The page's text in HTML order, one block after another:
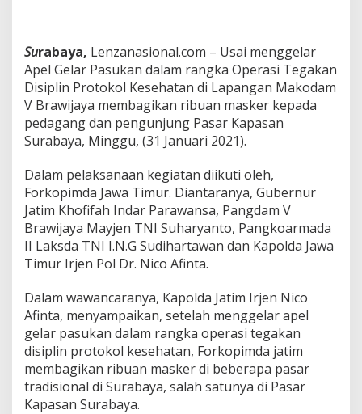
i
b
u
a
n
M
a
k
e
r
D
i
P
a
s
r
K
a
a
s
a
n
Surabaya, Lenzanasional.com – Usai menggelar
Apel Gelar Pasukan dalam rangka Operasi Tegakan
Disiplin Protokol Kesehatan di Lapangan Makodam
V Brawijaya membagikan ribuan masker kepada
pedagang dan pengunjung Pasar Kapasan
Surabaya, Minggu, (31 Januari 2021).
Dalam pelaksanaan kegiatan diikuti oleh,
Forkopimda Jawa Timur. Diantaranya, Gubernur
Jatim Khofifah Indar Parawansa, Pangdam V
Brawijaya Mayjen TNI Suharyanto, Pangkoarmada
II Laksda TNI I.N.G Sudihartawan dan Kapolda Jawa
Timur Irjen Pol Dr. Nico Afinta.
Dalam wawancaranya, Kapolda Jatim Irjen Nico
Afinta, menyampaikan, setelah menggelar apel
gelar pasukan dalam rangka operasi tegakan
disiplin protokol kesehatan, Forkopimda jatim
membagikan ribuan masker di beberapa pasar
tradisional di Surabaya, salah satunya di Pasar
Kapasan Surabaya.